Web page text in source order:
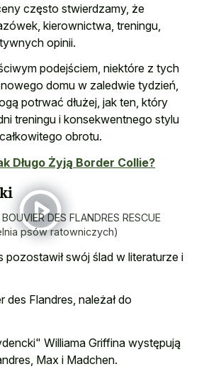
często stwierdzamy, że
kierownictwa, treningu,
opinii.
podejściem, niektóre z tych
domu w zaledwie tydzień,
potrwać dłużej, jak ten, który
treningu i konsekwentnego stylu
obrotu.
Długo Żyją Border Collie?
BOUVIER DES FLANDRES RESCUE
psów ratowniczych)
pozostawił swój ślad w literaturze i
Flandres, należał do
Williama Griffina występują
Max i Madchen.